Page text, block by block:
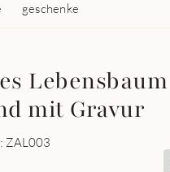
geschenke
Lebensbaum
mit Gravur
ZAL003